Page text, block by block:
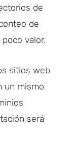
de
de
valor.
sitios web
un mismo
será